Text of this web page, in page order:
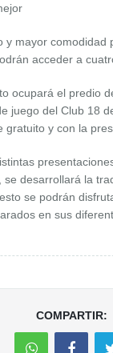
y mayor comodidad
acceder a
ocupará el predio
juego del Club 18
gratuito y con la
se desarrollará la
se podrán
en sus
COMPARTIR: